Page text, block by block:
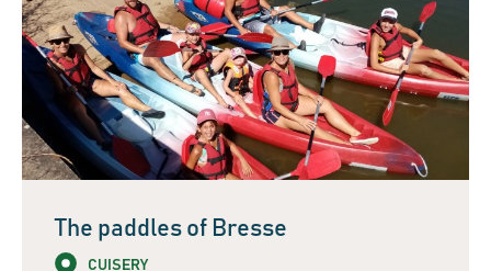
The paddles of Bresse
CUISERY